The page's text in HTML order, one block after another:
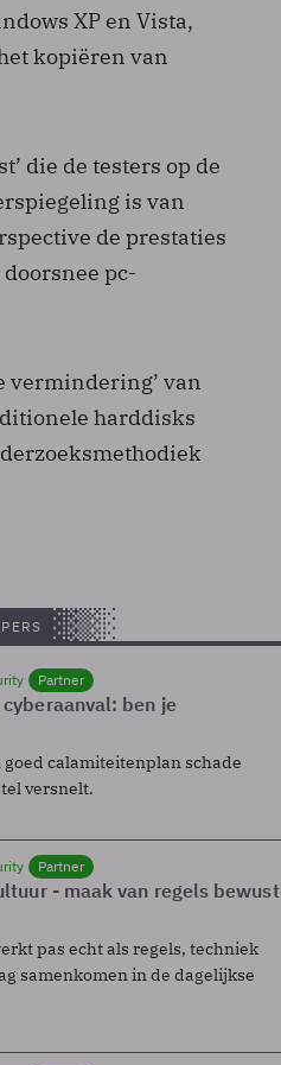
XP en Vista,
kopiëren van
die de testers op de
is van
de prestaties
pc-
vermindering’ van
harddisks
Partner
ben je
goed calamiteitenplan schade
versnelt.
Partner
- maak van regels bewust
pas echt als regels, techniek
samenkomen in de dagelijkse